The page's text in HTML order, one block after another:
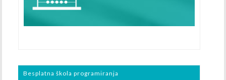
Besplatna škola programiranja